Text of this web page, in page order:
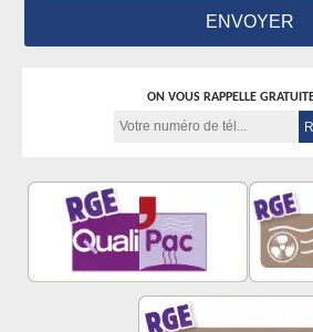
ON VOUS RAPPELLE